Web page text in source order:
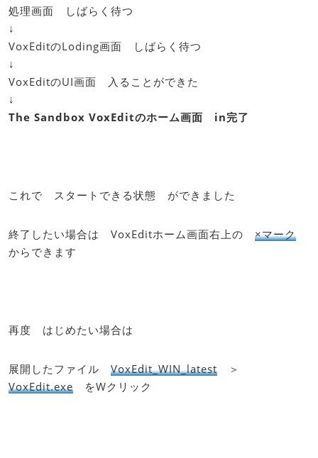
処理画面 しばらく待つ
↓
VoxEditのLoding画面 しばらく待つ
↓
VoxEditのUI画面 入ることができた
↓
The Sandbox VoxEditのホーム画面 in完了
これで スタートできる状態 ができました
終了したい場合は VoxEditホーム画面右上の ×マーク
からできます
再度 はじめたい場合は
展開したファイル VoxEdit_WIN_latest ＞
VoxEdit.exe をWクリック